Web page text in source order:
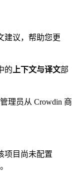
建议，帮助您更
的 上下文与译文部
理员从 Crowdin 商
项目尚未配置